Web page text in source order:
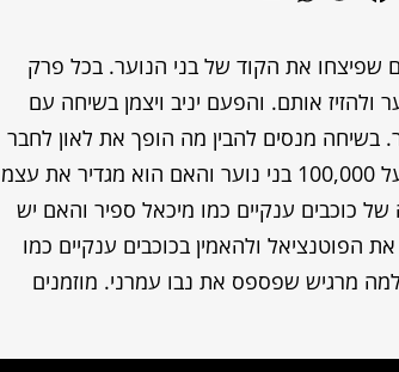
שפיצחו את הקוד של בני הנוער. בכל פרק
ולהזיז אותם. והפעם יניב ויצמן בשיחה עם
בשיחה מנסים להבין מה הופך את לאון לחבר
הכי טוב של בנות הנוער בישראל, למה עוקבים אחריו בטיקטוק מעל 100,000 בני נוער והאם הוא מגדיר את
כוכבים ענקיים כמו מיכאל ספיר והאם יש
הפוטנציאל ולהאמין בכוכבים ענקיים כמו
מרגיש שפספס את נבו עמרני. מוזמנים